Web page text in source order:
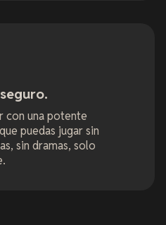
con una potente
puedas jugar sin
sin dramas, solo